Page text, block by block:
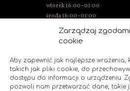
Zarządzaj
cookie
Aby zapewnić jak najlepsze wrażenia,
takich jak pliki cookie, do
dostępu do informacji o urządzeniu.
pozwoli nam przetwarzać dane,
wtorek 16:00–01:00
środa 16:00–01:00
czwartek 15:00–01:00
piątek 15:00–02:00
niedziela 14:00–00:00